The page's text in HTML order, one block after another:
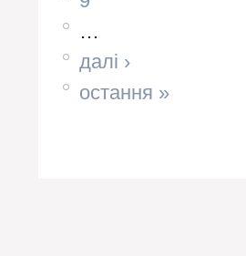
…
далі ›
остання »